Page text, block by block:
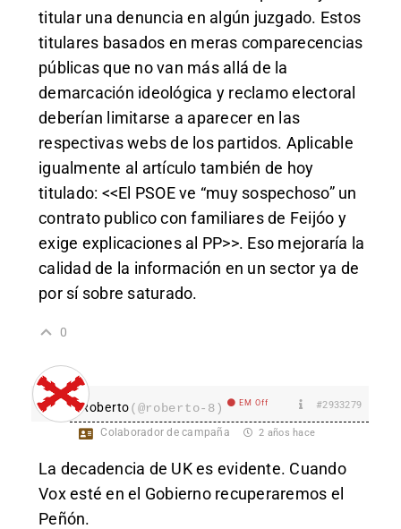
titular una denuncia en algún juzgado. Estos
titulares basados en meras comparecencias
públicas que no van más allá de la
demarcación ideológica y reclamo electoral
deberían limitarse a aparecer en las
respectivas webs de los partidos. Aplicable
igualmente al artículo también de hoy
titulado: <<El PSOE ve “muy sospechoso” un
contrato publico con familiares de Feijóo y
exige explicaciones al PP>>. Eso mejoraría la
calidad de la información en un sector ya de
por sí sobre saturado.
0
Roberto(@roberto-8) EM Off #2933279
Colaborador de campaña 2 años hace
La decadencia de UK es evidente. Cuando
Vox esté en el Gobierno recuperaremos el
Peñón.